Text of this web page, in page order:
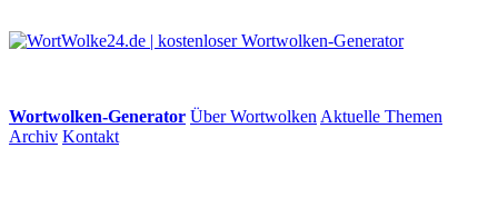
Wortwolken-Generator Über Wortwolken Aktuelle Themen
Archiv Kontakt